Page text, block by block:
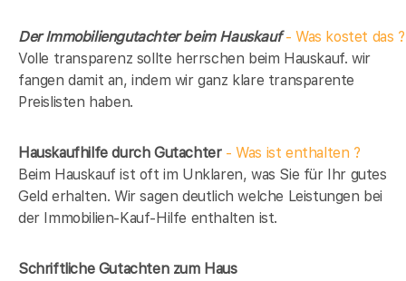
Der Immobiliengutachter beim Hauskauf- Was kostet das ?
Volle transparenz sollte herrschen beim Hauskauf. wir
fangen damit an, indem wir ganz klare transparente
Preislisten haben.
Hauskaufhilfe durch Gutachter- Was ist enthalten ?
Beim Hauskauf ist oft im Unklaren, was Sie für Ihr gutes
Geld erhalten. Wir sagen deutlich welche Leistungen bei
der Immobilien-Kauf-Hilfe enthalten ist.
Schriftliche Gutachten zum Haus